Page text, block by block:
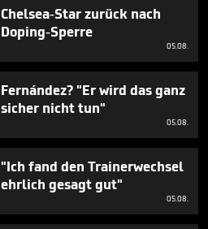
Chelsea-Star zurück nach
Doping-Sperre
05.08.
Fernández? "Er wird das ganz
sicher nicht tun"
05.08.
"Ich fand den Trainerwechsel
ehrlich gesagt gut"
05.08.